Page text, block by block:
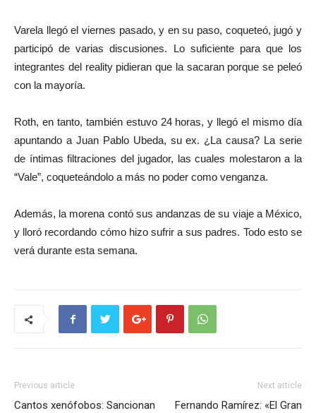
Varela llegó el viernes pasado, y en su paso, coqueteó, jugó y
participó de varias discusiones. Lo suficiente para que los
integrantes del reality pidieran que la sacaran porque se peleó
con la mayoría.
Roth, en tanto, también estuvo 24 horas, y llegó el mismo día
apuntando a Juan Pablo Ubeda, su ex. ¿La causa? La serie
de íntimas filtraciones del jugador, las cuales molestaron a la
“Vale”, coqueteándolo a más no poder como venganza.
Además, la morena contó sus andanzas de su viaje a México,
y lloró recordando cómo hizo sufrir a sus padres. Todo esto se
verá durante esta semana.
Previous article
Cantos xenófobos: Sancionan
Next article
Fernando Ramírez: «El Gran